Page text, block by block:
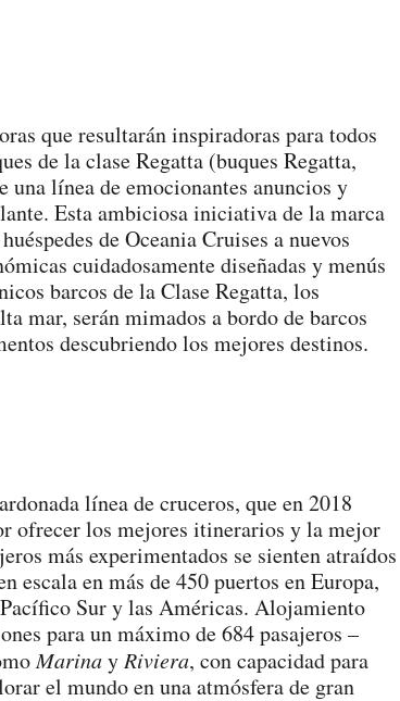
que resultarán inspiradoras para todos
de la clase Regatta (buques Regatta,
línea de emocionantes anuncios y
Esta ambiciosa iniciativa de la marca
de Oceania Cruises a nuevos
cuidadosamente diseñadas y menús
barcos de la Clase Regatta, los
mar, serán mimados a bordo de barcos
descubriendo los mejores destinos.
línea de cruceros, que en 2018
ofrecer los mejores itinerarios y la mejor
más experimentados se sienten atraídos
escala en más de 450 puertos en Europa,
Sur y las Américas. Alojamiento
para un máximo de 684 pasajeros –
Marinay Riviera, con capacidad para
el mundo en una atmósfera de gran